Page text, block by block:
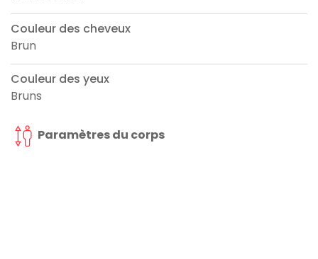
Couleur des cheveux
Brun
Couleur des yeux
Bruns
Paramètres du corps